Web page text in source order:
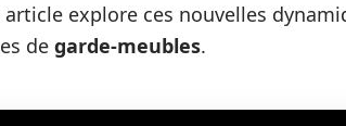
explore ces nouvelles
de garde-meubles.